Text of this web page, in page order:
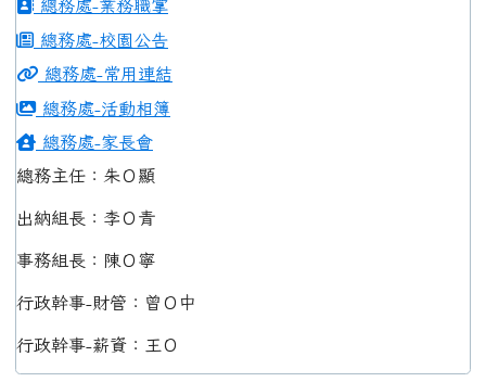
總務處-業務職掌
總務處-校園公告
總務處-常用連結
總務處-活動相簿
總務處-家長會
總務主任：朱Ｏ顯
出納組長：李Ｏ青
事務組長：陳Ｏ寧
行政幹事-財管：曾Ｏ中
行政幹事-薪資：王Ｏ